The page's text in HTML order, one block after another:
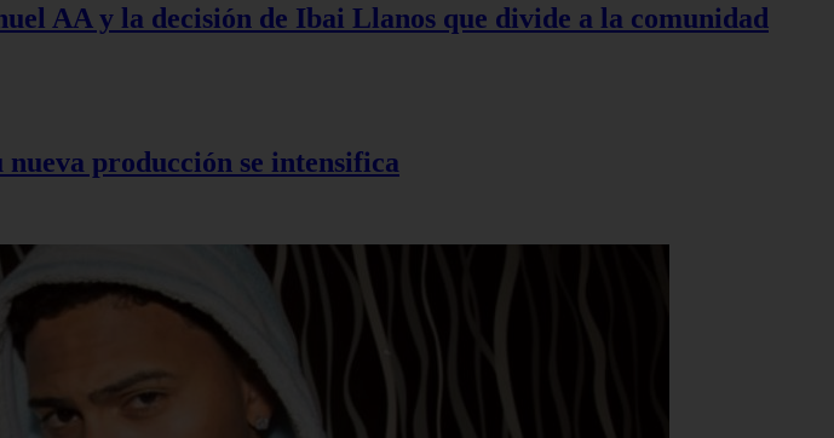
AA y la decisión de Ibai Llanos que divide a la comunidad
producción se intensifica